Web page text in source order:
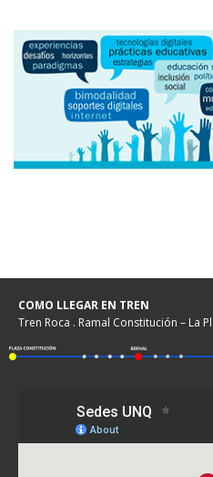
COMO LLEGAR EN TREN
Tren Roca . Ramal Constitución – La